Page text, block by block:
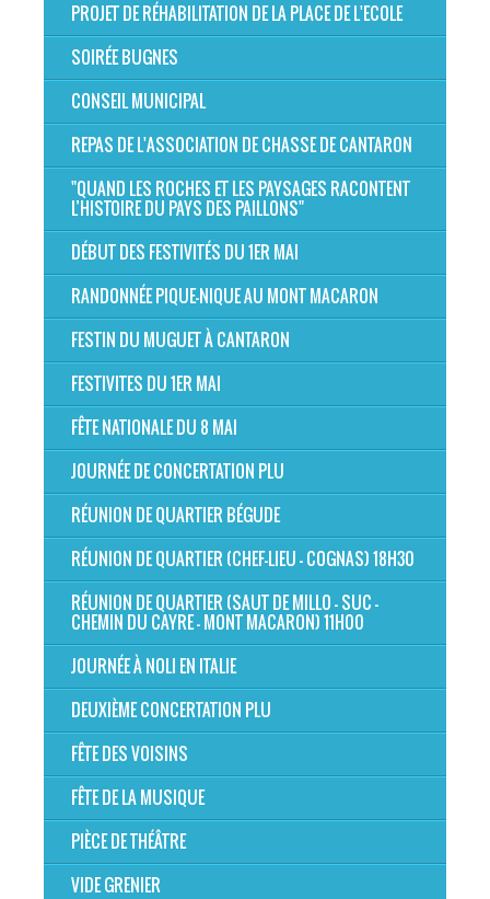
PROJET DE RÉHABILITATION DE LA PLACE DE L'ECOLE
SOIRÉE BUGNES
CONSEIL MUNICIPAL
REPAS DE L'ASSOCIATION DE CHASSE DE CANTARON
"QUAND LES ROCHES ET LES PAYSAGES RACONTENT
L’HISTOIRE DU PAYS DES PAILLONS"
DÉBUT DES FESTIVITÉS DU 1ER MAI
RANDONNÉE PIQUE-NIQUE AU MONT MACARON
FESTIN DU MUGUET À CANTARON
FESTIVITES DU 1ER MAI
FÊTE NATIONALE DU 8 MAI
JOURNÉE DE CONCERTATION PLU
RÉUNION DE QUARTIER BÉGUDE
RÉUNION DE QUARTIER (CHEF-LIEU - COGNAS) 18H30
RÉUNION DE QUARTIER (SAUT DE MILLO - SUC -
CHEMIN DU CAYRE - MONT MACARON) 11H00
JOURNÉE À NOLI EN ITALIE
DEUXIÈME CONCERTATION PLU
FÊTE DES VOISINS
FÊTE DE LA MUSIQUE
PIÈCE DE THÉÂTRE
VIDE GRENIER